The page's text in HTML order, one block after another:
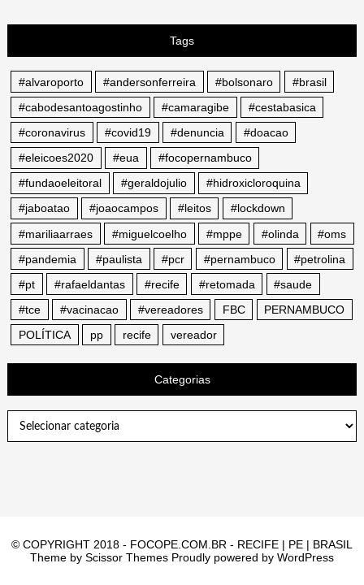
Tags
#alvaroporto #andersonferreira #bolsonaro
#brasil
#cabodesantoagostinho
#camaragibe
#cestabasica
#coronavirus
#covid19 #denuncia
#doacao
#eleicoes2020
#eua
#focopernambuco
#fundaoeleitoral
#geraldojulio
#hidroxicloroquina
#jaboatao
#joaocampos #leitos
#lockdown
#mariliaarraes
#miguelcoelho #mppe #olinda
#oms
#pandemia
#paulista #pcr #pernambuco
#petrolina
#pt
#rafaeldantas #recife #retomada
#saude
#tce
#vacinacao #vereadores FBC
PERNAMBUCO
POLÍTICA
pp recife vereador
Categorias
© COPYRIGHT 2018 - FOCOPE.COM.BR - RECIFE | PE | BRASIL
Theme by Scissor Themes Proudly powered by WordPress